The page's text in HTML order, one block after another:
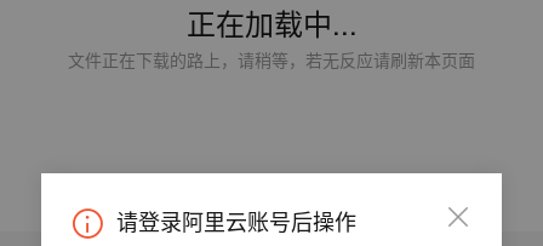
正在加载中...
文件正在下载的路上，请稍等，若无反应请刷新本页面
请登录阿里云账号后操作